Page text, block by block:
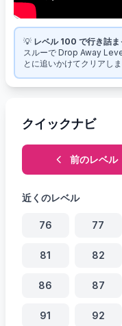
💡 レベル 100 で行き詰ま
スルーで Drop Away
とに追いかけてクリアしま
クイックナビ
前のレベル
近くのレベル
76 77
81 82
86 87
91 92